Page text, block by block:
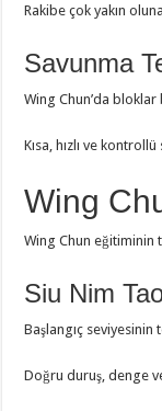
Rakibe çok yakın
Savunma
Wing Chun’da
Kısa, hızlı ve
Wing
Wing Chun eğitiminin
Siu Nim
Başlangıç
Doğru duruş, denge